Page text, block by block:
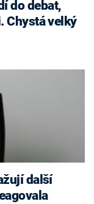
do debat,
Chystá velký